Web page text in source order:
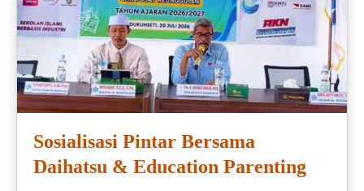
Sosialisasi Pintar Bersama
Daihatsu & Education Parenting